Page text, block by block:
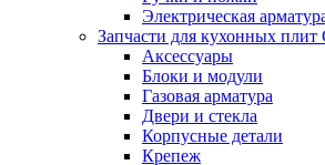
Электрическая
Запчасти для кухонных плит
Аксессуары
Блоки и модули
Газовая арматура
Двери и стекла
Корпусные детали
Крепеж